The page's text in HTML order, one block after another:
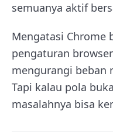
semuanya aktif
Mengatasi Chrome
pengaturan
mengurangi beban
Tapi kalau pola
masalahnya bisa